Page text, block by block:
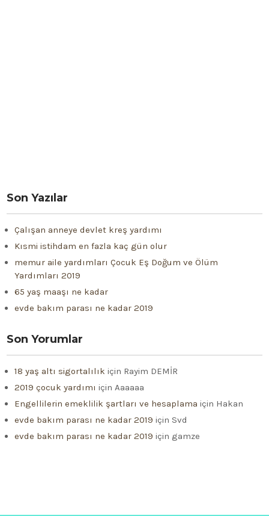
Son Yazılar
Çalışan anneye devlet kreş yardımı
Kısmi istihdam en fazla kaç gün olur
memur aile yardımları Çocuk Eş Doğum ve Ölüm
Yardımları 2019
65 yaş maaşı ne kadar
evde bakım parası ne kadar 2019
Son Yorumlar
18 yaş altı sigortalılık için Rayim DEMİR
2019 çocuk yardımı içinAaaaaa
Engellilerin emeklilik şartları ve hesaplama için Hakan
evde bakım parası ne kadar 2019 için Svd
evde bakım parası ne kadar 2019 için gamze